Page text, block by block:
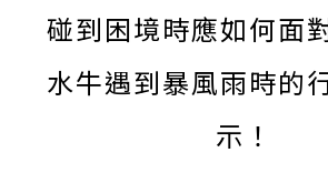
碰到困境時應如何面
水牛遇到暴風雨時的
示！